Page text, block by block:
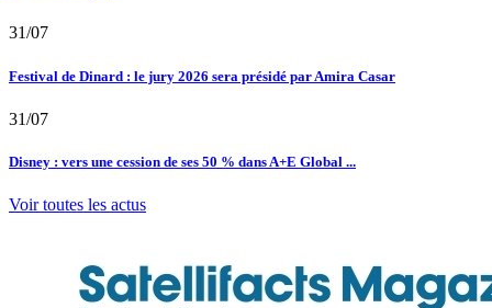
31/07
Festival de Dinard : le jury 2026 sera présidé par Amira Casar
31/07
Disney : vers une cession de ses 50 % dans A+E Global ...
Voir toutes les actus